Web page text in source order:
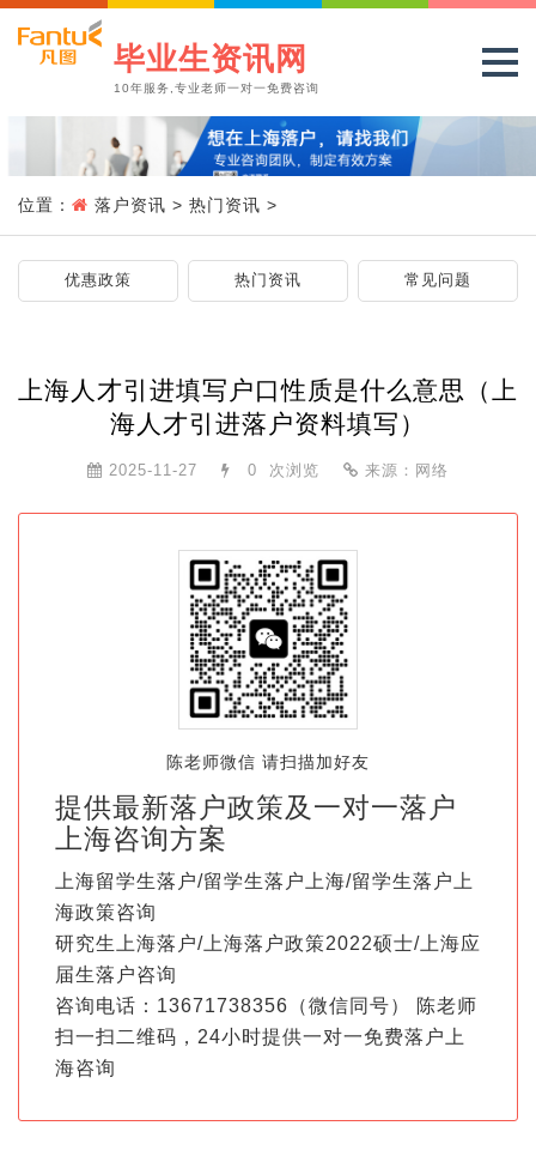
毕业生资讯网
10年服务,专业老师一对一免费咨询
位置： 落户资讯 > 热门资讯 >
优惠政策 热门资讯 常见问题
上海人才引进填写户口性质是什么意思（上
海人才引进落户资料填写）
2025-11-27 0 次浏览 来源：网络
陈老师微信 请扫描加好友
提供最新落户政策及一对一落户
上海咨询方案
上海留学生落户/留学生落户上海/留学生落户上
海政策咨询
研究生上海落户/上海落户政策2022硕士/上海应
届生落户咨询
咨询电话：13671738356（微信同号） 陈老师
扫一扫二维码，24小时提供一对一免费落户上
海咨询